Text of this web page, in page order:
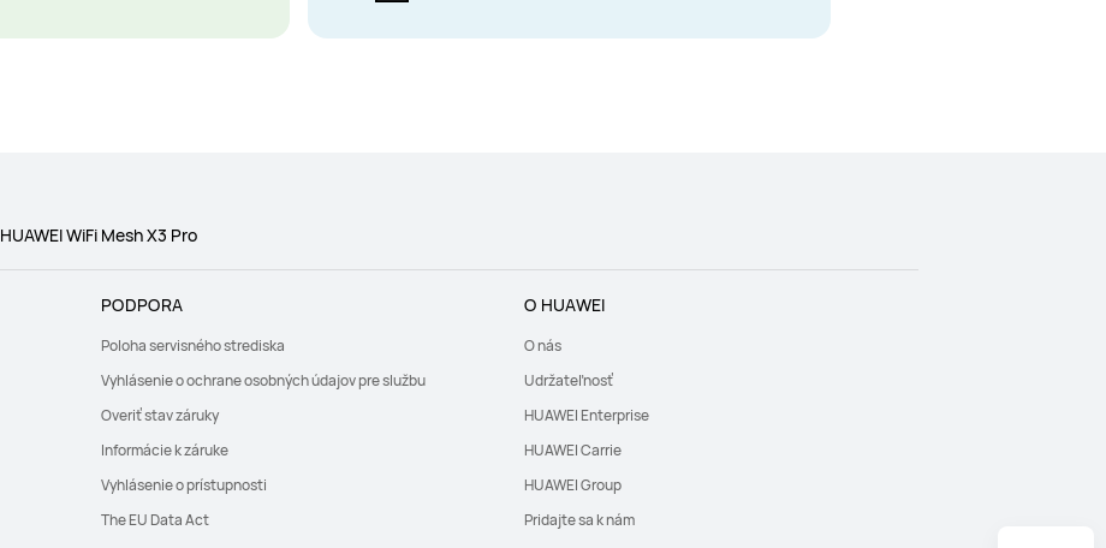
HUAWEI WiFi Mesh X3 Pro
PODPORA
Poloha servisného strediska
Vyhlásenie o ochrane osobných údajov pre službu
Overiť stav záruky
Informácie k záruke
Vyhlásenie o prístupnosti
The EU Data Act
O HUAWEI
O nás
Udržateľnosť
HUAWEI Enterprise
HUAWEI Carrie
HUAWEI Group
Pridajte sa k nám